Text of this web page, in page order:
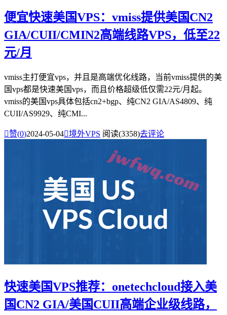
便宜快速美国VPS：vmiss提供美国CN2
GIA/CUII/CMIN2高端线路VPS，低至22
元/月
vmiss主打便宜vps，并且是高端优化线路，当前vmiss提供的美
国vps都是快速美国vps，而且价格超级低仅需22元/月起。
vmiss的美国vps具体包括cn2+bgp、纯CN2 GIA/AS4809、纯
CUII/AS9929、纯CMI...
赞(0)2024-05-04境外VPS 阅读(3358)去评论
快速美国VPS推荐：onetechcloud接入美
国CN2 GIA/美国CUII高端企业级线路，